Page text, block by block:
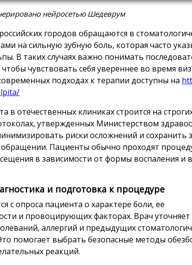
нейросетью Шедеврум
городов обращаются в
на сильную зубную боль, которая часто
В таких случаях важно понимать
чувствовать себя увереннее во время
подходах к терапии доступны на
в отечественных клиниках строится на
утвержденных Министерством
риски осложнений и сохранить
Пациенты обычно проходят
в зависимости от формы воспаления и
и подготовка к процедуре
с опроса пациента о характере боли, ее
и провоцирующих факторах. Врач уточняет
аллергий и предыдущих
помогает выбрать безопасные методы
реакций.